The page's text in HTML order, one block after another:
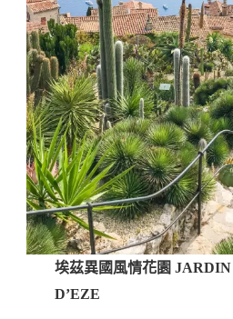
埃茲異國風情花園
D’EZE